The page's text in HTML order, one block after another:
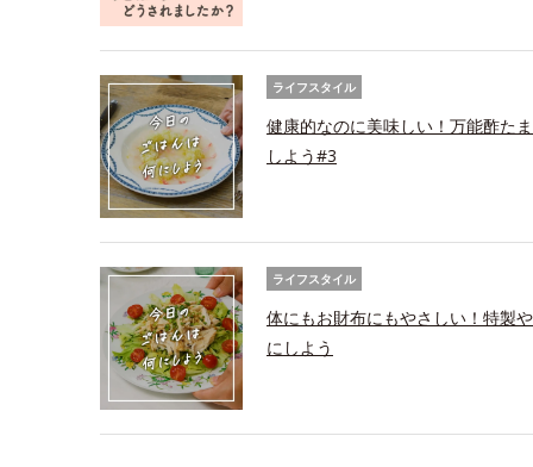
ライフスタイル
健康的なのに美味しい！万能酢た
しよう#3
ライフスタイル
体にもお財布にもやさしい！特製
にしよう